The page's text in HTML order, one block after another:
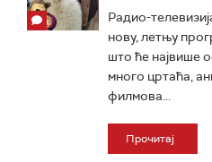
Радио-
нову, летњу
што ће највише
много цртаћа,
филмова...
Прочитај